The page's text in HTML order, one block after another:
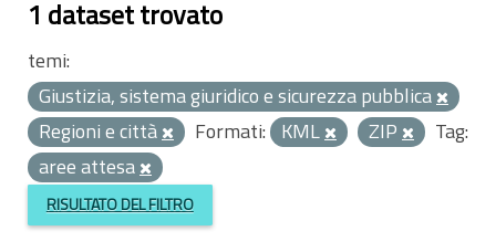
1 dataset trovato
temi:
Giustizia, sistema giuridico e sicurezza pubblica
Regioni e città
Formati: KML ZIP
Tag:
aree attesa
RISULTATO DEL FILTRO